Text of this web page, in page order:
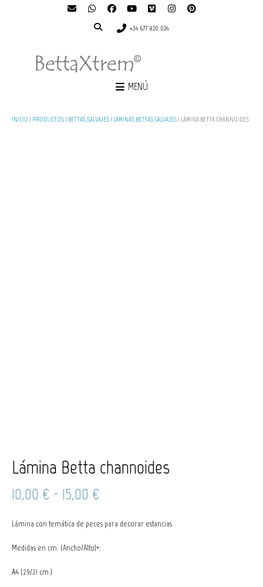
+34 677 820 024
MENÚ
INICIO / PRODUCTOS/ BETTAS SALVAJES/ LÁMINAS BETTAS SALVAJES/ LÁMINA BETTA CHANNOIDES
Lámina Betta channoides
10,00 € - 15,00 €
Lámina con temática de peces para decorar estancias
Medidas en cm. (Ancho/Alto)*:
A4 (29/21 cm.)